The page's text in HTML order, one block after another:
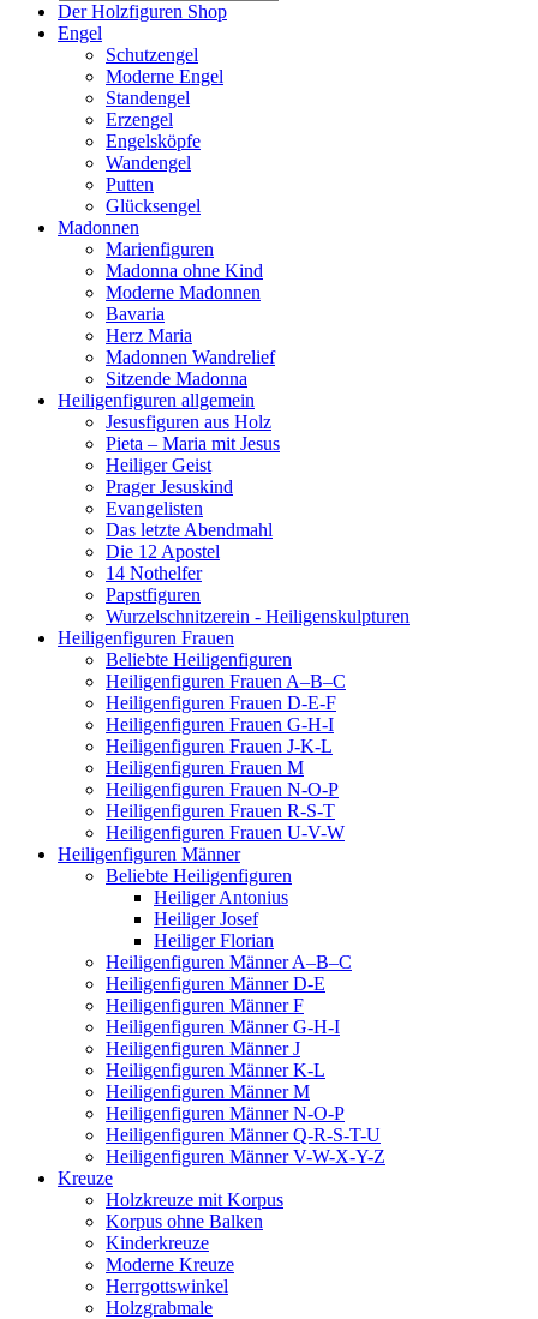
Der Holzfiguren Shop
Engel
Schutzengel
Moderne Engel
Standengel
Erzengel
Engelsköpfe
Wandengel
Putten
Glücksengel
Madonnen
Marienfiguren
Madonna ohne Kind
Moderne Madonnen
Bavaria
Herz Maria
Madonnen Wandrelief
Sitzende Madonna
Heiligenfiguren allgemein
Jesusfiguren aus Holz
Pieta – Maria mit Jesus
Heiliger Geist
Prager Jesuskind
Evangelisten
Das letzte Abendmahl
Die 12 Apostel
14 Nothelfer
Papstfiguren
Wurzelschnitzerein - Heiligenskulpturen
Heiligenfiguren Frauen
Beliebte Heiligenfiguren
Heiligenfiguren Frauen A–B–C
Heiligenfiguren Frauen D-E-F
Heiligenfiguren Frauen G-H-I
Heiligenfiguren Frauen J-K-L
Heiligenfiguren Frauen M
Heiligenfiguren Frauen N-O-P
Heiligenfiguren Frauen R-S-T
Heiligenfiguren Frauen U-V-W
Heiligenfiguren Männer
Beliebte Heiligenfiguren
Heiliger Antonius
Heiliger Josef
Heiliger Florian
Heiligenfiguren Männer A–B–C
Heiligenfiguren Männer D-E
Heiligenfiguren Männer F
Heiligenfiguren Männer G-H-I
Heiligenfiguren Männer J
Heiligenfiguren Männer K-L
Heiligenfiguren Männer M
Heiligenfiguren Männer N-O-P
Heiligenfiguren Männer Q-R-S-T-U
Heiligenfiguren Männer V-W-X-Y-Z
Kreuze
Holzkreuze mit Korpus
Korpus ohne Balken
Kinderkreuze
Moderne Kreuze
Herrgottswinkel
Holzgrabmale